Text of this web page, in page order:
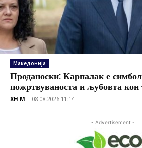
Македонија
Проданоски: Карпалак е
пожртвуваноста и љубовта кон
XH M - 08.08.2026 11:14
- Advertisement -